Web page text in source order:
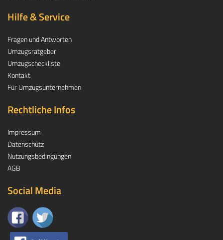
Hilfe & Service
Fragen und Antworten
Umzugsratgeber
Umzugscheckliste
Kontakt
Für Umzugsunternehmen
Rechtliche Infos
Impressum
Datenschutz
Nutzungsbedingungen
AGB
Social Media